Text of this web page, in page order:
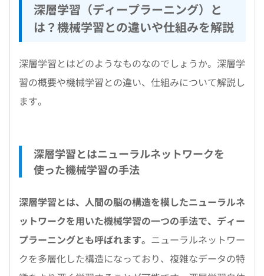
深層学習（ディープラーニング）と
は？機械学習との違いや仕組みを解説
深層学習とはどのようなものなのでしょうか。深層学
習の概要や機械学習との違い、仕組みについて解説し
ます。
深層学習とはニューラルネットワークを
使った機械学習の手法
深層学習とは、人間の脳の構造を模したニューラルネ
ットワークを用いた機械学習の一つの手法で、ディー
プラーニングとも呼ばれます。 ニューラルネットワー
クを多層化した構造になっており、複雑なデータの特